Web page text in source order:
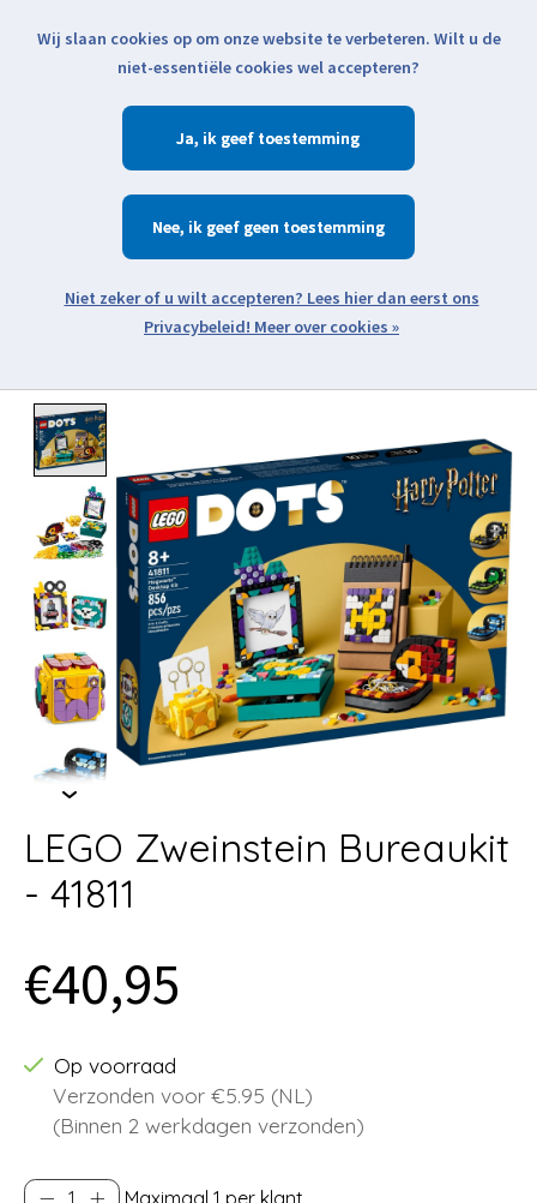
Klik voor actuele verzendinformatie...
Verlanglijst
Zoeken
Open webshop menu
LEGO Zweinstein Bureaukit
- 41811
€40,95
Op voorraad
Verzonden voor €5.95 (NL)
(Binnen 2 werkdagen verzonden)
Maximaal 1 per klant
Wij slaan cookies op om onze website te verbeteren. Wilt u de
niet-essentiële cookies wel accepteren?
Ja
Nee
Meer over cookies »